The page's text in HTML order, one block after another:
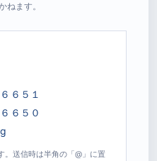
ねます。
。送信時は半角の「@」に置